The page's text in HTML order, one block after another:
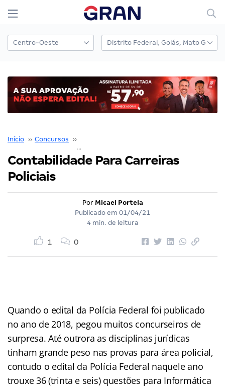
Início ›› Concursos ››
Contabilidade Para Carreiras
Policiais
Por Micael Portela
Publicado em 01/04/21
4 min. de leitura
1 0
Quando o edital da Polícia Federal foi publicado
no ano de 2018, pegou muitos concurseiros de
surpresa. Até outrora as disciplinas jurídicas
tinham grande peso nas provas para área policial,
contudo o edital da Polícia Federal naquele ano
trouxe 36 (trinta e seis) questões para Informática